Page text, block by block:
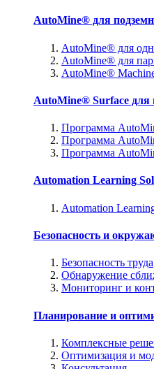
AutoMine® для
AutoMine® для
AutoMine® для
AutoMine®
AutoMine® Surface для
Программа
Программа
Программа
Automation Learning
Automation
Безопасность и
Безопасность труда
Обнаружение
Мониторинг и
Планирование и
Комплексные
Оптимизация и